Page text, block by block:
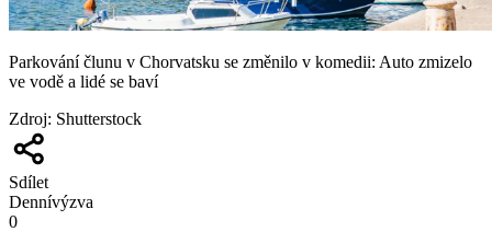
Parkování člunu v Chorvatsku se změnilo v komedii: Auto zmizelo
ve vodě a lidé se baví
Zdroj: Shutterstock
Sdílet
Dennívýzva
0